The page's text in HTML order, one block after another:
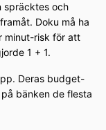
spräcktes och
Doku må ha
minut-risk för att
1 + 1.
Deras budget-
bänken de flesta